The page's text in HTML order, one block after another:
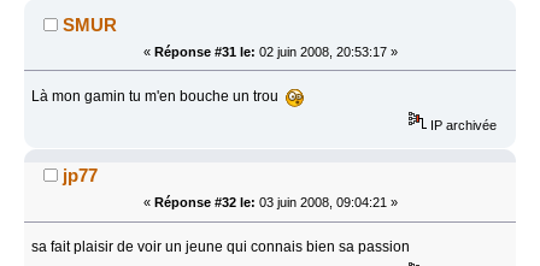
SMUR
« Réponse #31 le: 02 juin 2008, 20:53:17 »
Là mon gamin tu m'en bouche un trou
IP archivée
jp77
« Réponse #32 le: 03 juin 2008, 09:04:21 »
sa fait plaisir de voir un jeune qui connais bien sa passion